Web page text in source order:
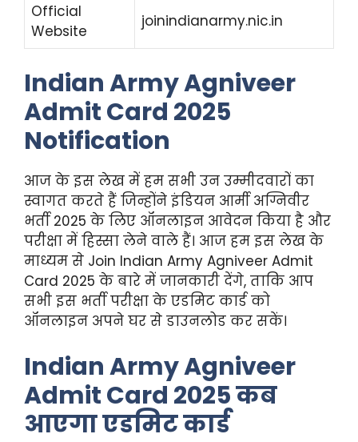
Official
Website
joinindianarmy.nic.in
Indian Army Agniveer
Admit Card 2025
Notification
आज के इस लेख में हम सभी उन उम्मीदवारों का
स्वागत करते हैं जिन्होंने इंडियन आर्मी अग्निवीर
भर्ती 2025 के लिए ऑनलाइन आवेदन किया है और
परीक्षा में हिस्सा लेने वाले हैं। आज हम इस लेख के
माध्यम से Join Indian Army Agniveer Admit
Card 2025 के बारे में जानकारी देंगे, ताकि आप
सभी इस भर्ती परीक्षा के एडमिट कार्ड को
ऑनलाइन अपने घर से डाउनलोड कर सकें।
Indian Army Agniveer
Admit Card 2025 कब
आएगा एडमिट कार्ड